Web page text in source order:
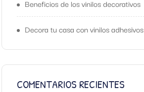
Beneficios de los vinilos decorativos
Decora tu casa con vinilos adhesivos
COMENTARIOS RECIENTES